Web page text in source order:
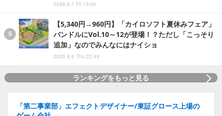
2026.8.7 Fri 10:00
【5,340円→960円】「カイロソフト夏休みフェア」
バンドルにVol.10～12が登場！？ただし「こっそり
追加」なのでみんなにはナイショ
2026.8.6 Thu 22:49
ランキングをもっと見る
「第二事業部」エフェクトデザイナー/東証グロース上場の